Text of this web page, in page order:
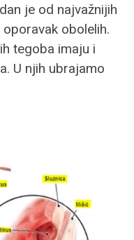
je od najvažnijih
obolelih.
tegoba imaju i
U njih ubrajamo